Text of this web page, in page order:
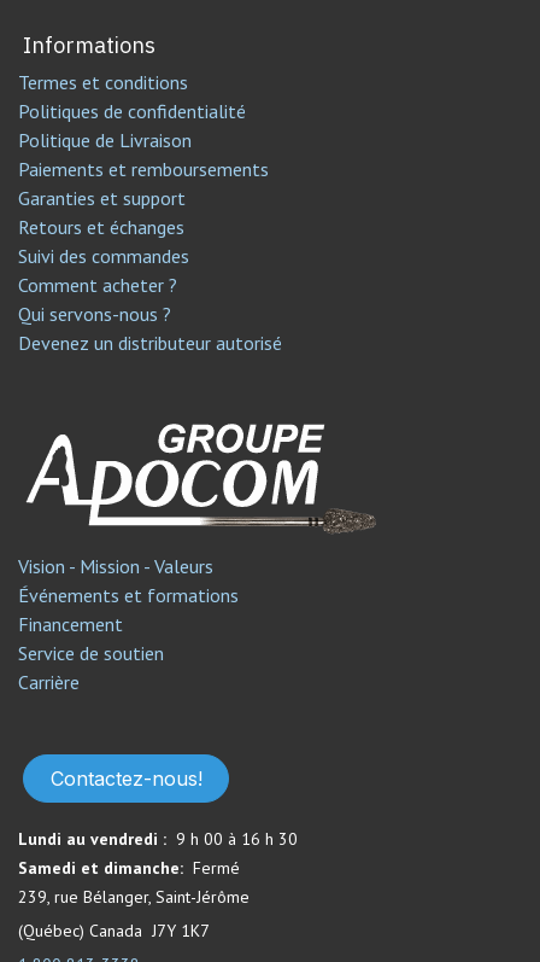
Informations
Termes et conditions
Politiques de confidentialité
Politique de Livraison
Paiements et remboursements
Garanties et support
Retours et échanges
Suivi des commandes
Comment acheter ?
Qui servons-nous ?
Devenez un distributeur autorisé
Vision - Mission - Valeurs
Événements et formations
Financement
Service de soutien​
Carrière
Contactez-nous!
Lundi au vendredi : 9 h 00 à 16 h 30
Samedi et dimanche: Fermé​
239, rue Bélanger, Saint-Jérôme
(Québec) Canada J7Y 1K7